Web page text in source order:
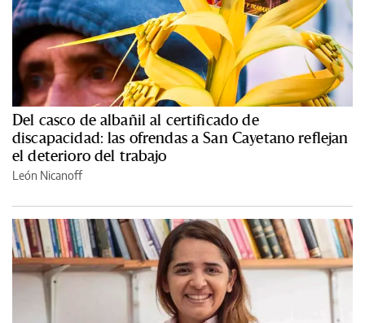
Del casco de albañil al certificado de
discapacidad: las ofrendas a San Cayetano reflejan
el deterioro del trabajo
León Nicanoff